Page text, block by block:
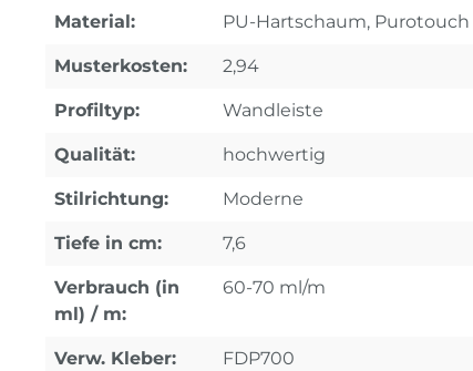
Material: PU-Hartschaum, Purotouch
Musterkosten: 2,94
Profiltyp: Wandleiste
Qualität: hochwertig
Stilrichtung: Moderne
Tiefe in cm: 7,6
Verbrauch (in
ml) / m:
60-70 ml/m
Verw. Kleber: FDP700